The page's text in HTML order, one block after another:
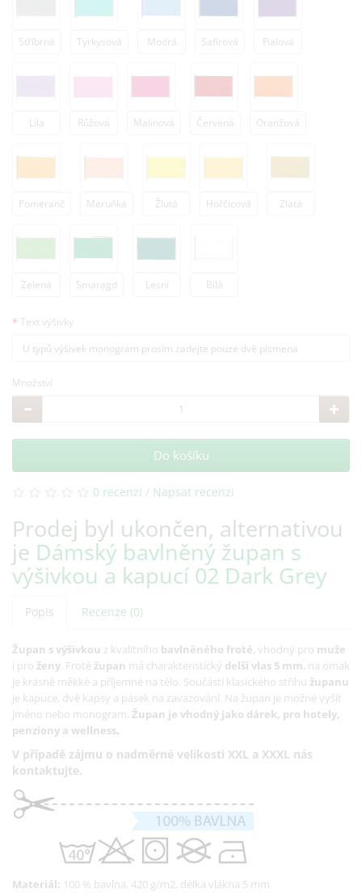
Stříbrná Tyrkysová Modrá Safírová Fialová
Lila Růžová Malinová Červená Oranžová
Pomeranč Meruňka Žlutá Hořčicová Zlatá
Zelená Smaragd Lesní Bílá
Text výšivky
Množství
Do košíku
0 recenzí / Napsat recenzi
Prodej byl ukončen, alternativou
je Dámský bavlněný župan s
výšivkou a kapucí 02 Dark Grey
Popis Recenze (0)
Župan s výšivkou z kvalitního bavlněného froté, vhodný pro muže
i pro ženy. Froté župan má charakteristický delší vlas 5 mm, na omak
je krásně měkké a příjemné na tělo. Součástí klasického střihu županu
je kapuce, dvě kapsy a pásek na zavazování. Na župan je možné vyšít
jméno nebo monogram. Župan je vhodný jako dárek, pro hotely,
penziony a wellness.
V případě zájmu o nadměrné velikosti XXL a XXXL nás
kontaktujte.
Materiál: 100 % bavlna, 420 g/m2, délka vlákna 5 mm